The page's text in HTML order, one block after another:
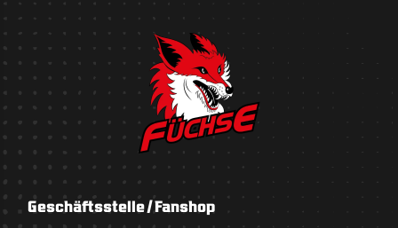
Geschäftsstelle / Fanshop